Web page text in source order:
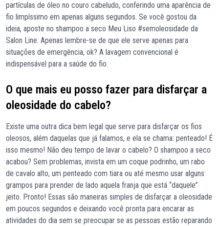
partículas de óleo no couro cabeludo, conferindo uma aparência de
fio limpíssimo em apenas alguns segundos. Se você gostou da
ideia, aposte no shampoo a seco Meu Liso #semoleosidade da
Salon Line. Apenas lembre-se de que ele serve apenas para
situações de emergência, ok? A lavagem convencional é
indispensável para a saúde do fio.
O que mais eu posso fazer para disfarçar a
oleosidade do cabelo?
Existe uma outra dica bem legal que serve para disfarçar os fios
oleosos, além daquelas que já falamos, e ela se chama: penteado! É
isso mesmo! Não deu tempo de lavar o cabelo? O shampoo a seco
acabou? Sem problemas, invista em um coque podrinho, um rabo
de cavalo alto, um penteado com tiara ou até mesmo usar alguns
grampos para prender de lado aquela franja que está “daquele”
jeito. Pronto! Essas são maneiras simples de disfarçar a oleosidade
em poucos segundos e deixando você pronta para encarar as
atividades do dia sem se preocupar se as pessoas estão reparando